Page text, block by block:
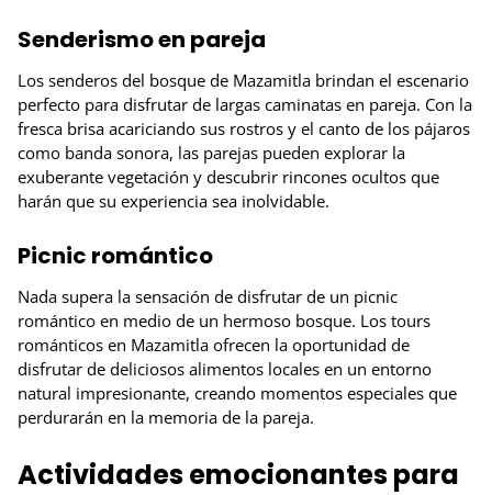
Senderismo en pareja
Los senderos del bosque de Mazamitla brindan el escenario
perfecto para disfrutar de largas caminatas en pareja. Con la
fresca brisa acariciando sus rostros y el canto de los pájaros
como banda sonora, las parejas pueden explorar la
exuberante vegetación y descubrir rincones ocultos que
harán que su experiencia sea inolvidable.
Picnic romántico
Nada supera la sensación de disfrutar de un picnic
romántico en medio de un hermoso bosque. Los tours
románticos en Mazamitla ofrecen la oportunidad de
disfrutar de deliciosos alimentos locales en un entorno
natural impresionante, creando momentos especiales que
perdurarán en la memoria de la pareja.
Actividades emocionantes para